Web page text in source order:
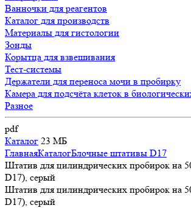
Ванночки для реагентов
Каталог для производств
Материалы для гистологии
Зонды
Корытца для взвешивания
Тест-системы
Держатели для переноса мочи в пробирку
Камера для подсчёта клеток в
Разное
pdf
Каталог 23 МБ
ГлавнаяКаталогБлочные штативы D17
Штатив для цилиндрических пробирок на
D17), серый
Штатив для цилиндрических пробирок на
D17), серый